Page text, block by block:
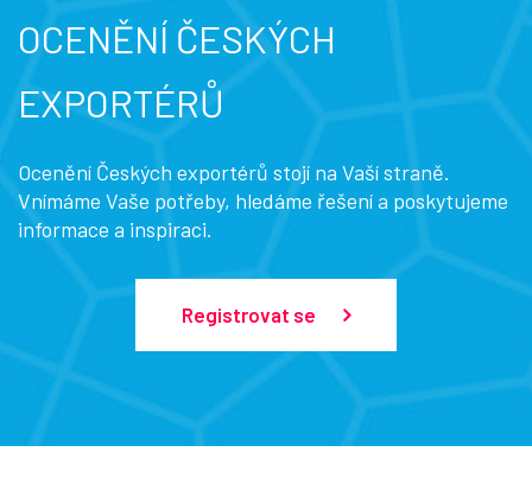
OCENĚNÍ ČESKÝCH
EXPORTÉRŮ
Ocenění Českých exportérů stojí na Vaší straně.
Vnímáme Vaše potřeby, hledáme řešení a poskytujeme
informace a inspiraci.
Registrovat se